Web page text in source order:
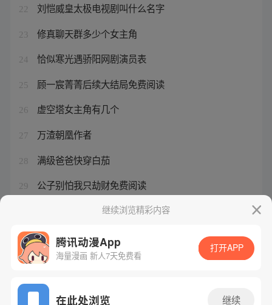
22 刘恺威皇太极电视剧叫什么名字
23 修真聊天群多少个女主角
24 恰似寒光遇骄阳网剧演员表
25 顾一宸菁菁后续大结局免费阅读
26 虚空塔女主角有几个
27 万渣朝凰作者
28 满级爸爸快穿白茄
29 公子别怕我只劫财免费阅读
妖神记漫画更新完了吗继续浏览精彩内容
腾讯动漫App
海量漫画 新人7天免费看
打开APP
在此处浏览 继续
网站备案/许可证号：粤B2-20090059-5